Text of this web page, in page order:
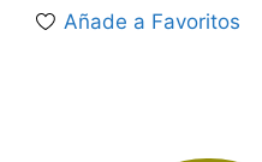
44,95 €.
Añade a Favoritos